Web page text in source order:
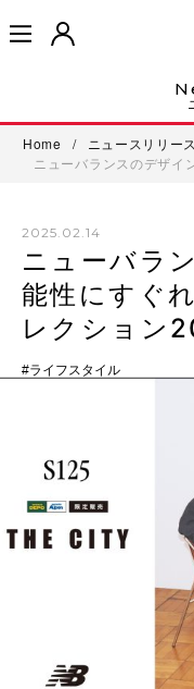
Home / ニュースリリース
ニューバランスのデザイ
2025.02.14
ニューバラ
能性にすぐ
レクション
ライフスタイル